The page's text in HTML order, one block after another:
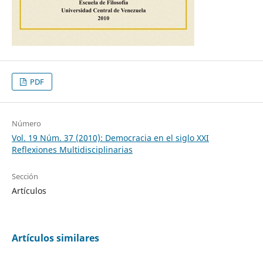
PDF
Número
Vol. 19 Núm. 37 (2010): Democracia en el siglo XXI
Reflexiones Multidisciplinarias
Sección
Artículos
Artículos similares